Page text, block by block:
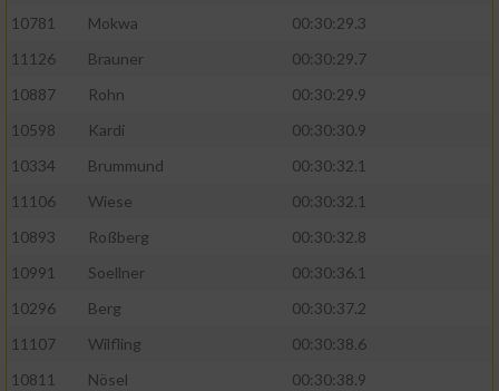
10781
Mokwa
00:30:29.3
11126
Brauner
00:30:29.7
10887
Rohn
00:30:29.9
10598
Kardi
00:30:30.9
10334
Brummund
00:30:32.1
11106
Wiese
00:30:32.1
10893
Roßberg
00:30:32.8
10991
Soellner
00:30:36.1
10296
Berg
00:30:37.2
11107
Wilfling
00:30:38.6
10811
Nösel
00:30:38.9